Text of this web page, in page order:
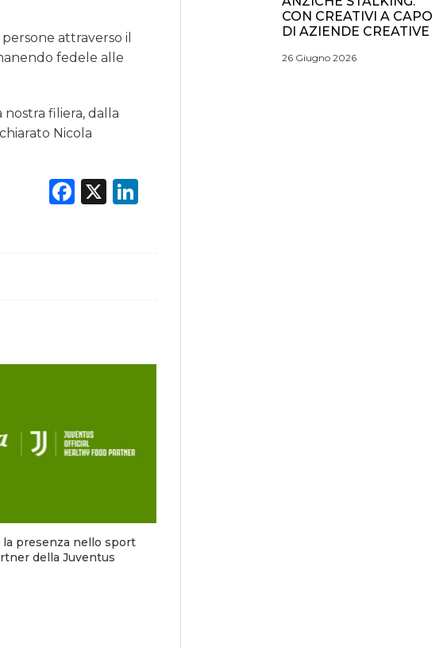
attraverso il
fedele alle
nostra filiera, dalla
Nicola
Facebook
X LinkedIn
la presenza nello sport
della Juventus
CON CREATIVI A CAPO
DI AZIENDE CREATIVE
26 Giugno 2026